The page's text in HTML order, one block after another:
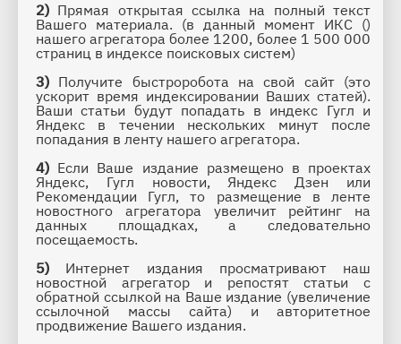
2) Прямая открытая ссылка на полный текст
Вашего материала. (в данный момент ИКС ()
нашего агрегатора более 1200, более 1 500 000
страниц в индексе поисковых систем)
3) Получите быстроробота на свой сайт (это
ускорит время индексировании Ваших статей).
Ваши статьи будут попадать в индекс Гугл и
Яндекс в течении нескольких минут после
попадания в ленту нашего агрегатора.
4) Если Ваше издание размещено в проектах
Яндекс, Гугл новости, Яндекс Дзен или
Рекомендации Гугл, то размещение в ленте
новостного агрегатора увеличит рейтинг на
данных площадках, а следовательно
посещаемость.
5) Интернет издания просматривают наш
новостной агрегатор и репостят статьи с
обратной ссылкой на Ваше издание (увеличение
ссылочной массы сайта) и авторитетное
продвижение Вашего издания.